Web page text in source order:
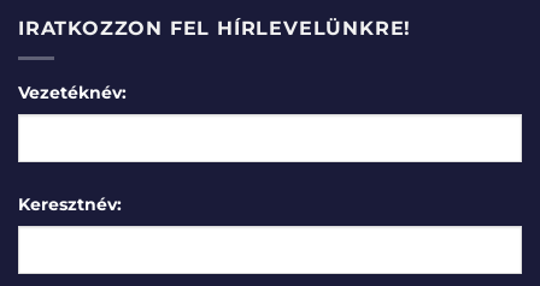
IRATKOZZON FEL HÍRLEVELÜNKRE!
Vezetéknév:
Keresztnév: